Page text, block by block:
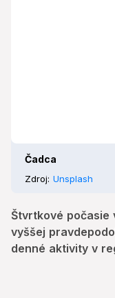
Čadca
Zdroj: Unsplash
Štvrtkové počasie
vyššej
denné aktivity v